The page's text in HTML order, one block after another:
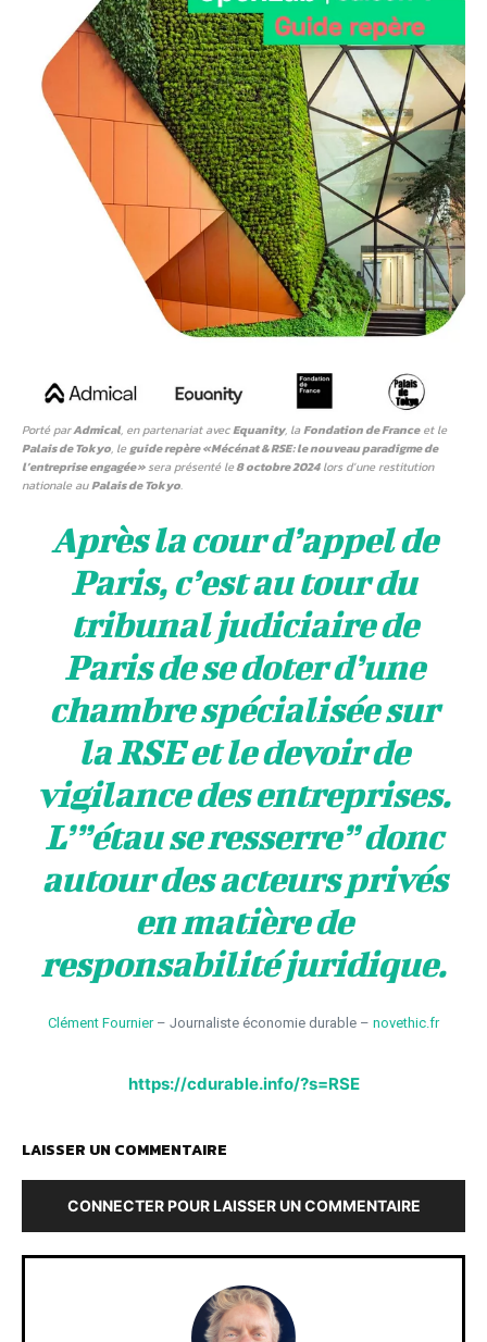
Porté parAdmical, en partenariat avecEquanity, laFondation de Franceet le
Palais de Tokyo, leguide repère « Mécénat & RSE : le nouveau paradigme de
l’entreprise engagée »sera présenté le8 octobre 2024lors d’une restitution
nationale auPalais de Tokyo.
Après la cour d’appel de
Paris, c’est au tour du
tribunal judiciaire de
Paris de se doter d’une
chambre spécialisée sur
la RSE et le devoir de
vigilance des entreprises.
L’”étau se resserre” donc
autour des acteurs privés
en matière de
responsabilité juridique.
Clément Fournier– Journaliste économie durable – novethic.fr
https://cdurable.info/?s=RSE
LAISSER UN COMMENTAIRE
CONNECTER POUR LAISSER UN COMMENTAIRE